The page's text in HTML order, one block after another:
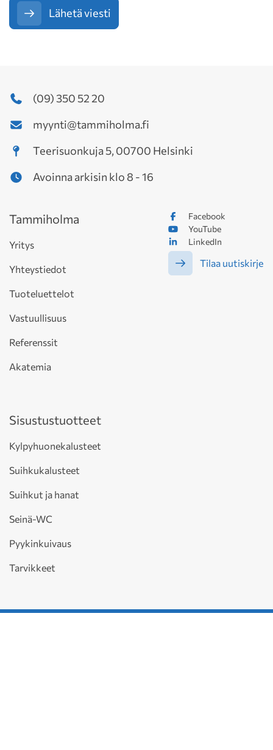
Lähetä viesti
(09) 350 52 20
myynti@tammiholma.fi
Teerisuonkuja 5, 00700 Helsinki
Avoinna arkisin klo 8 - 16
Facebook
YouTube
LinkedIn
Tilaa uutiskirje
Tammiholma
Yritys
Yhteystiedot
Tuoteluettelot
Vastuullisuus
Referenssit
Akatemia
Sisustustuotteet
Kylpyhuonekalusteet
Suihkukalusteet
Suihkut ja hanat
Seinä-WC
Pyykinkuivaus
Tarvikkeet